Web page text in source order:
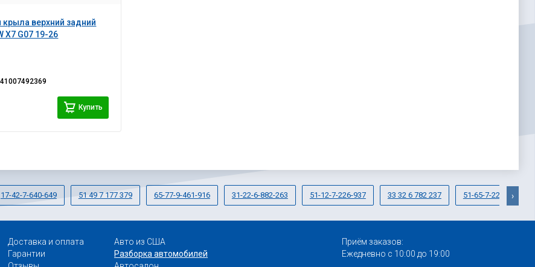
крыла верхний задний
X7 G07 19-26
41007492369
Купить
17-42-7-640-649 51 49 7 177 379 65-77-9-461-916 31-22-6-882-263 51-12-7-226-937 33 32 6 782 237 51-65-7-222-992
›
Доставка и оплата
Гарантии
Авто из США
Разборка автомобилей
Приём заказов:
Ежедневно с 10:00 до 19:00